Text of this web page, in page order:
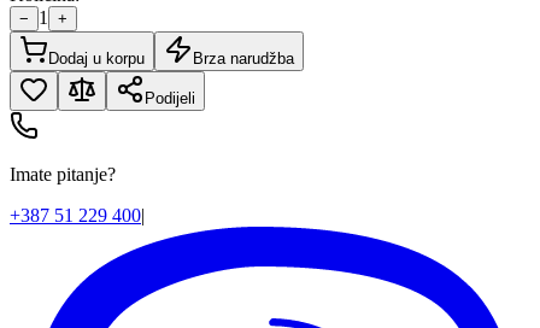
− 1 +
Dodaj u korpu Brza narudžba
Podijeli
Imate pitanje?
+387 51 229 400|